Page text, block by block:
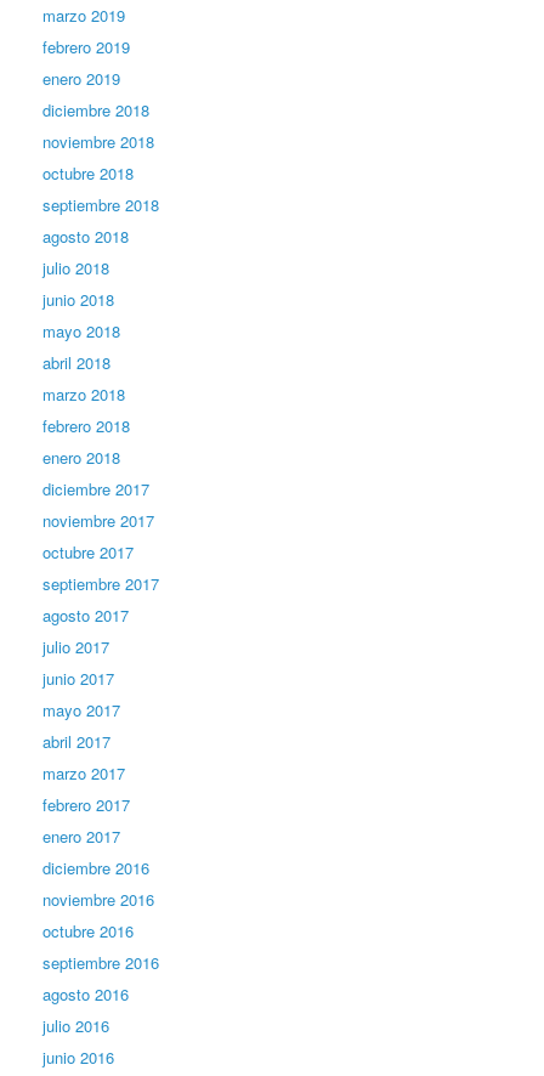
marzo 2019
febrero 2019
enero 2019
diciembre 2018
noviembre 2018
octubre 2018
septiembre 2018
agosto 2018
julio 2018
junio 2018
mayo 2018
abril 2018
marzo 2018
febrero 2018
enero 2018
diciembre 2017
noviembre 2017
octubre 2017
septiembre 2017
agosto 2017
julio 2017
junio 2017
mayo 2017
abril 2017
marzo 2017
febrero 2017
enero 2017
diciembre 2016
noviembre 2016
octubre 2016
septiembre 2016
agosto 2016
julio 2016
junio 2016